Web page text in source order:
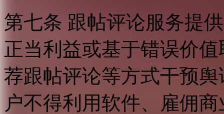
第七条 跟帖评论服务提
正当利益或基于错误价
荐跟帖评论等方式干预
户不得利用软件、雇佣